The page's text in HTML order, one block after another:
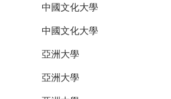
中國文化大學
中國文化大學
亞洲大學
亞洲大學